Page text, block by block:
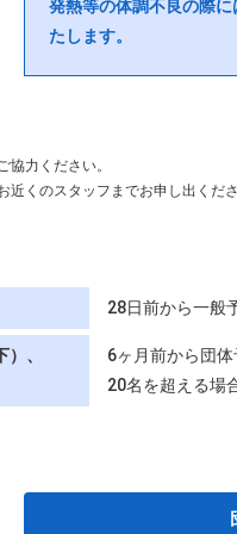
発熱等の体調不良の際
たします。
協力ください。
くのスタッフまでお申し出くださ
28日前から一般
、
6ヶ月前から団
20名を超える場